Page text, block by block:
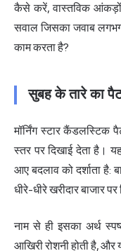
कैसे करें, वास्तविक
सवाल जिसका जवाब लगभग
काम करता है?
सुबह के तारे का
मॉर्निंग स्टार कैंडलस्टिक
स्तर पर दिखाई देता है। यह
आए बदलाव को दर्शाता है:
धीरे-धीरे खरीदार बाजार
नाम से ही इसका अर्थ
आखिरी रोशनी होती है,